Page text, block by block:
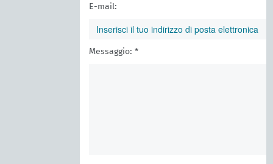
E-mail:
Messaggio: *